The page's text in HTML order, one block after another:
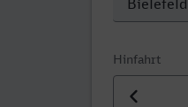
Hinfahrt
Datum der